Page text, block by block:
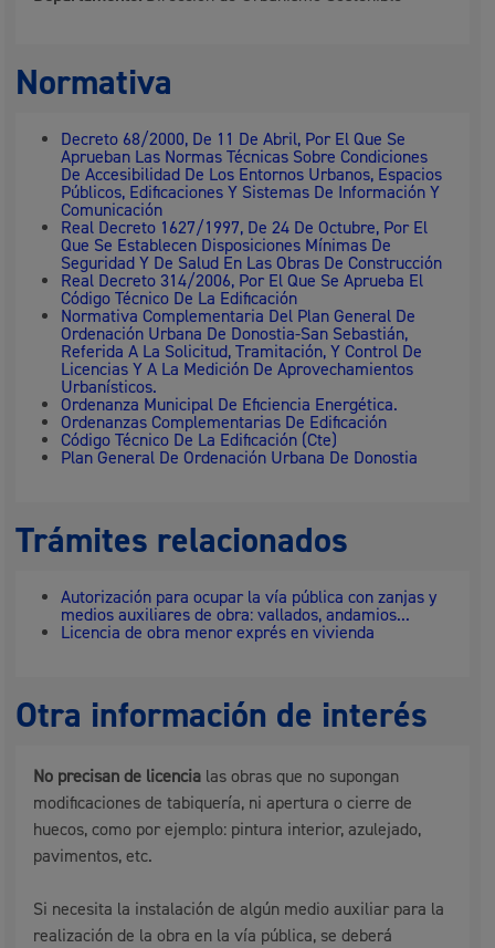
Normativa
Decreto 68/2000, De 11 De Abril, Por El Que Se
Aprueban Las Normas Técnicas Sobre Condiciones
De Accesibilidad De Los Entornos Urbanos, Espacios
Públicos, Edificaciones Y Sistemas De Información Y
Comunicación
Real Decreto 1627/1997, De 24 De Octubre, Por El
Que Se Establecen Disposiciones Mínimas De
Seguridad Y De Salud En Las Obras De Construcción
Real Decreto 314/2006, Por El Que Se Aprueba El
Código Técnico De La Edificación
Normativa Complementaria Del Plan General De
Ordenación Urbana De Donostia-San Sebastián,
Referida A La Solicitud, Tramitación, Y Control De
Licencias Y A La Medición De Aprovechamientos
Urbanísticos.
Ordenanza Municipal De Eficiencia Energética.
Ordenanzas Complementarias De Edificación
Código Técnico De La Edificación (Cte)
Plan General De Ordenación Urbana De Donostia
Trámites relacionados
Autorización para ocupar la vía pública con zanjas y
medios auxiliares de obra: vallados, andamios...
Licencia de obra menor exprés en vivienda
Otra información de interés
No precisan de licencia las obras que no supongan
modificaciones de tabiquería, ni apertura o cierre de
huecos, como por ejemplo: pintura interior, azulejado,
pavimentos, etc.
Si necesita la instalación de algún medio auxiliar para la
realización de la obra en la vía pública, se deberá